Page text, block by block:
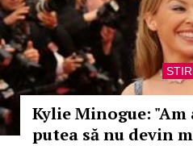
Kylie Minogue: "Am
putea să nu devin